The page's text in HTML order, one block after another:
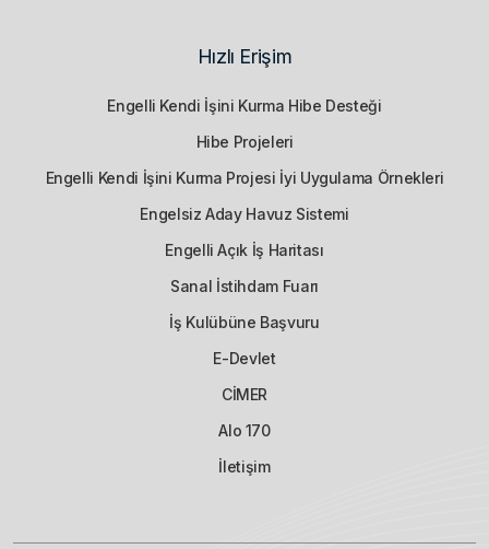
Hızlı Erişim
Engelli Kendi İşini Kurma Hibe Desteği
Hibe Projeleri
Engelli Kendi İşini Kurma Projesi İyi Uygulama Örnekleri
Engelsiz Aday Havuz Sistemi
Engelli Açık İş Haritası
Sanal İstihdam Fuarı
İş Kulübüne Başvuru
E-Devlet
CİMER
Alo 170
İletişim